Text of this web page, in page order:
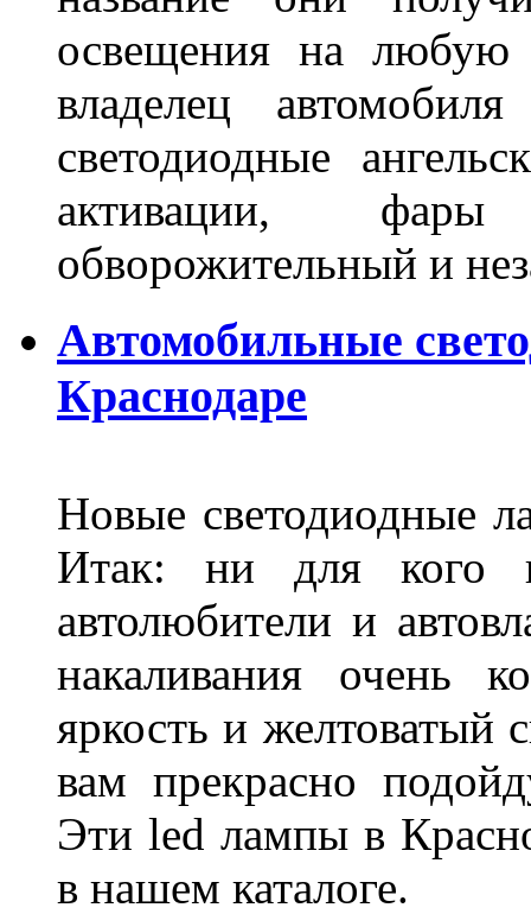
освещения на любую
владелец
светодиодные
активации, фары
обворожительный и
Автомобильные
Краснодаре
Новые светодиодные
Итак: ни для кого
автолюбители и
накаливания очень
яркость и желтоватый
вам прекрасно
Эти led лампы в
в нашем каталоге.